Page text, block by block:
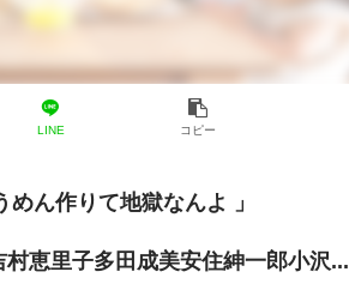
LINE コピー
ん作りて地獄なんよ 」
恵里子多田成美安住紳一郎小沢...